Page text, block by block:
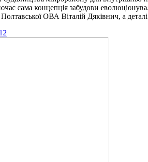
сама концепція забудови
ОВА Віталій Дяківнич, а деталі
12